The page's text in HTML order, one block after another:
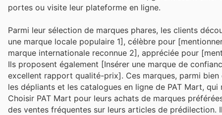
portes ou visite leur plateforme en ligne.
Parmi leur sélection de marques phares, les clients
une marque locale populaire 1], célèbre pour
marque internationale reconnue 2], appréciée pour
Ils proposent également [Insérer une marque de
excellent rapport qualité-prix]. Ces marques, parmi
les dépliants et les catalogues en ligne de PAT Mart,
Choisir PAT Mart pour leurs achats de marques
des ventes fréquentes sur leurs articles de